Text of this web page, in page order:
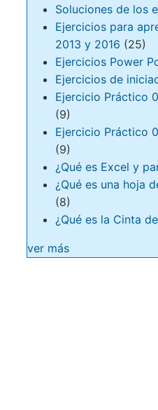
Soluciones de los
Ejercicios para
2013 y 2016 (25)
Ejercicios Power
Ejercicios de
Ejercicio Práctico
(9)
Ejercicio Práctico
(9)
¿Qué es Excel y
¿Qué es una hoja
(8)
¿Qué es la Cinta
ver más